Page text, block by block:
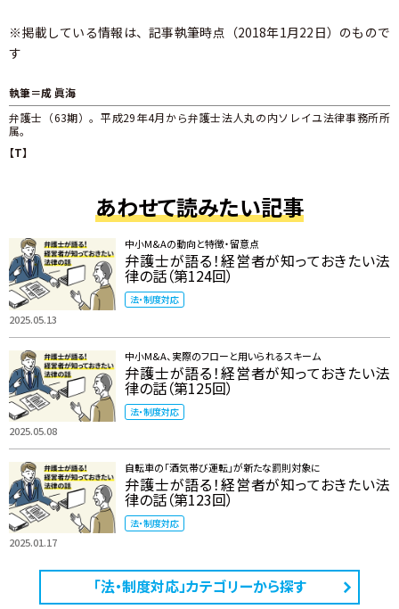
※掲載している情報は、記事執筆時点（2018年1月22日）のもので
す
執筆＝成 眞海
弁護士（63期）。平成29年4月から弁護士法人丸の内ソレイユ法律事務所所
属。
【T】
あわせて読みたい記事
2025.05.13
中小M&Aの動向と特徴・留意点
弁護士が語る！経営者が知っておきたい法
律の話（第124回）
法・制度対応
2025.05.08
中小M&A、実際のフローと用いられるスキーム
弁護士が語る！経営者が知っておきたい法
律の話（第125回）
法・制度対応
2025.01.17
自転車の「酒気帯び運転」が新たな罰則対象に
弁護士が語る！経営者が知っておきたい法
律の話（第123回）
法・制度対応
「法・制度対応」カテゴリーから探す